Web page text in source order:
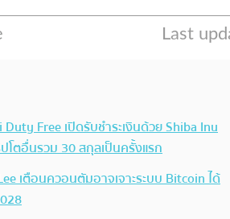
Duty Free เปิดรับชำระเงินด้วย Shiba Inu
โตอื่นรวม 30 สกุลเป็นครั้งแรก
เตือนควอนตัมอาจเจาะระบบ Bitcoin ได้